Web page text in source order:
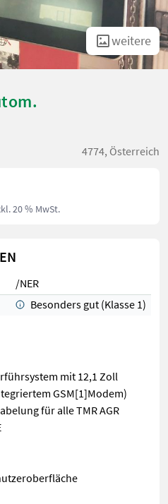
weitere
4774, Österreich
20 % MwSt.
/NER
Besonders gut (Klasse 1)
mit 12,1 Zoll
GSM[1]Modem)
für alle TMR AGR